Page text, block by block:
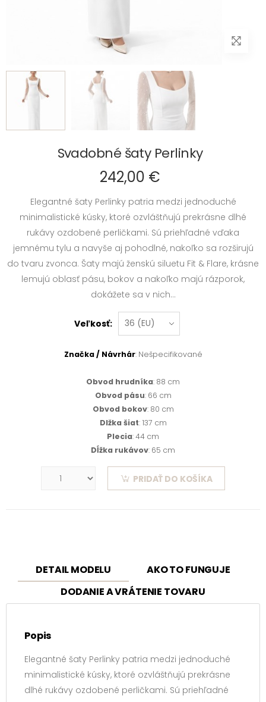
Svadobné šaty Perlinky
242,00 €
Elegantné šaty Perlinky patria medzi jednoduché
minimalistické kúsky, ktoré ozvláštňujú prekrásne dlhé
rukávy ozdobené perličkami. Sú priehľadné vďaka
jemnému tylu a navyše aj pohodlné, nakoľko sa rozširujú
do tvaru zvonca. Šaty majú ženskú siluetu Fit & Flare, krásne
lemujú oblasť pásu, bokov a nakoľko majú rázporok,
dokážete sa v nich...
Veľkosť:
Značka / Návrhár: Nešpecifikované
Obvod hrudníka: 88 cm
Obvod pásu: 66 cm
Obvod bokov: 80 cm
Dlžka šiat: 137 cm
Plecia: 44 cm
Dĺžka rukávov: 65 cm
PRIDAŤ DO KOŠÍKA
DETAIL MODELU
AKO TO FUNGUJE
DODANIE A VRÁTENIE TOVARU
Popis
Elegantné šaty Perlinky patria medzi jednoduché
minimalistické kúsky, ktoré ozvláštňujú prekrásne
dlhé rukávy ozdobené perličkami. Sú priehľadné